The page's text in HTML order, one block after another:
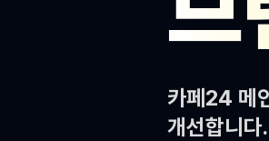
카페24 메
개선합니다.